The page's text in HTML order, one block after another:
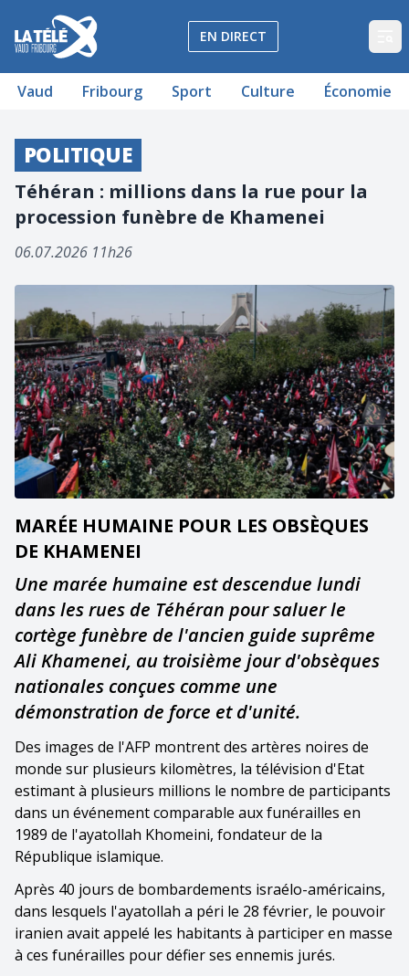
La Télé - Télévision régionale Vaud et Fribourg
EN DIRECT
Vaud Fribourg Sport Culture Économie
POLITIQUE
Téhéran : millions dans la rue pour la
procession funèbre de Khamenei
06.07.2026 11h26
MARÉE HUMAINE POUR LES OBSÈQUES
DE KHAMENEI
Une marée humaine est descendue lundi
dans les rues de Téhéran pour saluer le
cortège funèbre de l'ancien guide suprême
Ali Khamenei, au troisième jour d'obsèques
nationales conçues comme une
démonstration de force et d'unité.
Des images de l'AFP montrent des artères noires de
monde sur plusieurs kilomètres, la télévision d'Etat
estimant à plusieurs millions le nombre de participants
dans un événement comparable aux funérailles en
1989 de l'ayatollah Khomeini, fondateur de la
République islamique.
Après 40 jours de bombardements israélo-américains,
dans lesquels l'ayatollah a péri le 28 février, le pouvoir
iranien avait appelé les habitants à participer en masse
à ces funérailles pour défier ses ennemis jurés.